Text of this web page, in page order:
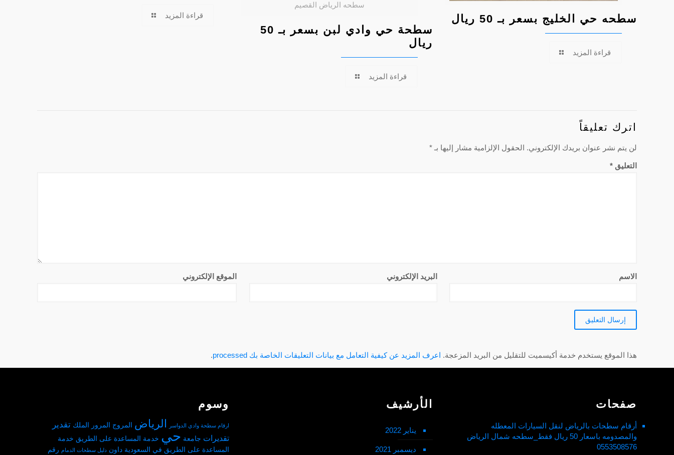
سطحه حي الخليج بسعر بـ 50 ريال
قراءة المزيد
سطحه الرياض القصيم
سطحة حي وادي لبن بسعر بـ 50
ريال
قراءة المزيد
قراءة المزيد
اترك تعليقاً
لن يتم نشر عنوان بريدك الإلكتروني. الحقول الإلزامية مشار إليها بـ*
التعليق*
الاسم البريد الإلكتروني الموقع الإلكتروني
هذا الموقع يستخدم خدمة أكيسميت للتقليل من البريد المزعجة. اعرف المزيد عن كيفية التعامل مع بيانات التعليقات الخاصة بك processed .
صفحات
أرقام سطحات بالرياض لنقل السيارات المعطله
والمصدومه باسعار 50 ريال فقط_سطحه شمال الرياض
0553508576
الأرشيف
يناير 2022
ديسمبر 2021
وسوم
ارقام سطحة وادي الدواسر الرياض المروج المرور الملك تقدير
تقديرات جامعة حي خدمة المساعدة على الطريق خدمة
المساعدة على الطريق في السعودية داون دليل سطحات الدمام رقم